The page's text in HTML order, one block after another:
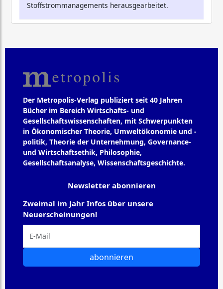
Stoffstrommanagements herausgearbeitet.
Der Metropolis-Verlag publiziert seit 40 Jahren
Bücher im Bereich Wirtschafts- und
Gesellschaftswissenschaften, mit Schwerpunkten
in Ökonomischer Theorie, Umweltökonomie und -
politik, Theorie der Unternehmung, Governance-
und Wirtschaftsethik, Philosophie,
Gesellschaftsanalyse, Wissenschaftsgeschichte.
Newsletter abonnieren
Zweimal im Jahr Infos über unsere
Neuerscheinungen!
abonnieren